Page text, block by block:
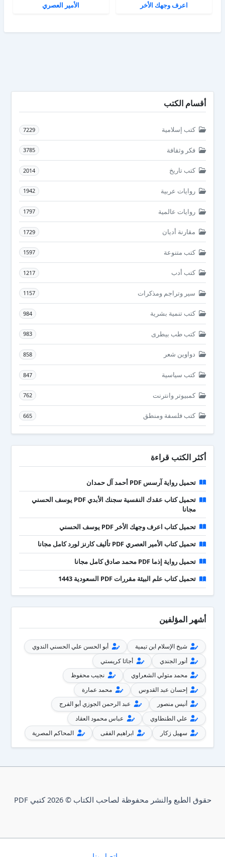
اعرف وجهك الأخر الأمير العصري
أقسام الكتب
كتب إسلامية 7229
فكر وثقافة 3785
كتب تاريخ 2014
روايات عربية 1942
روايات عالمية 1797
مقارنة أديان 1729
كتب متنوعة 1597
كتب أدب 1217
سير وتراجم ومذكرات 1157
كتب تنمية بشرية 984
كتب طب بيطرى 983
دواوين شعر 858
كتب سياسية 847
كمبيوتر وانترنت 762
كتب فلسفة ومنطق 665
أكثر الكتب قراءة
تحميل رواية آرسس PDF أحمد آل حمدان
تحميل كتاب عقدك النفسية سجنك الأبدي PDF يوسف الحسني
مجانا
تحميل كتاب اعرف وجهك الأخر PDF يوسف الحسني
تحميل كتاب الأمير العصري PDF تأليف كارنز لورد كامل مجانا
تحميل رواية إذما PDF محمد صادق كامل مجانا
تحميل كتاب علم البيئة مقررات PDF السعودية 1443
أشهر المؤلفين
شيخ الإسلام ابن تيمية
أبو الحسن علي الحسني الندوي
أنور الجندي
أجاثا كريستي
محمد متولي الشعراوي
نجيب محفوظ
إحسان عبد القدوس
محمد عمارة
أنيس منصور
عبد الرحمن الجوزي أبو الفرج
علي الطنطاوي
عباس محمود العقاد
سهيل زكار
ابراهيم الفقى المحاكم المصرية
حقوق الطبع والنشر محفوظة لصاحب الكتاب © 2026 كتبي PDF